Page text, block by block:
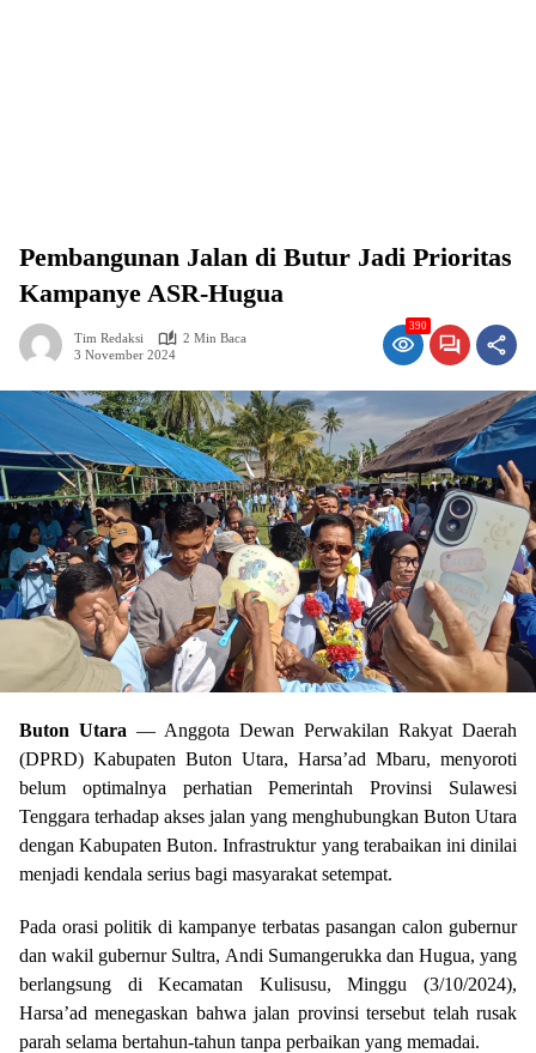
Pembangunan Jalan di Butur Jadi Prioritas
Kampanye ASR-Hugua
Tim Redaksi
2 Min Baca
3 November 2024
390
Buton Utara — Anggota Dewan Perwakilan Rakyat Daerah
(DPRD) Kabupaten Buton Utara, Harsa’ad Mbaru, menyoroti
belum optimalnya perhatian Pemerintah Provinsi Sulawesi
Tenggara terhadap akses jalan yang menghubungkan Buton Utara
dengan Kabupaten Buton. Infrastruktur yang terabaikan ini dinilai
menjadi kendala serius bagi masyarakat setempat.
Pada orasi politik di kampanye terbatas pasangan calon gubernur
dan wakil gubernur Sultra, Andi Sumangerukka dan Hugua, yang
berlangsung di Kecamatan Kulisusu, Minggu (3/10/2024),
Harsa’ad menegaskan bahwa jalan provinsi tersebut telah rusak
parah selama bertahun-tahun tanpa perbaikan yang memadai.